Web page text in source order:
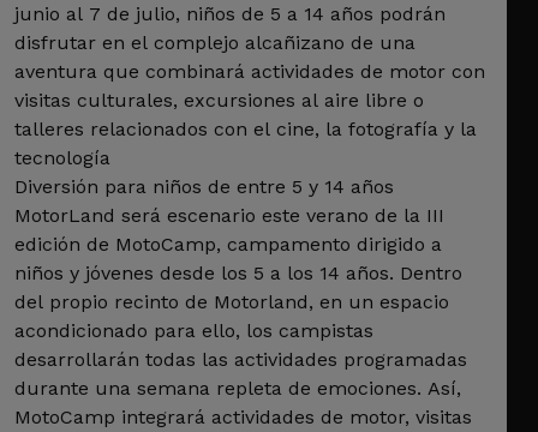
junio al 7 de julio, niños de 5 a 14 años podrán
disfrutar en el complejo alcañizano de una
aventura que combinará actividades de motor con
visitas culturales, excursiones al aire libre o
talleres relacionados con el cine, la fotografía y la
tecnología
Diversión para niños de entre 5 y 14 años
MotorLand será escenario este verano de la III
edición de MotoCamp, campamento dirigido a
niños y jóvenes desde los 5 a los 14 años. Dentro
del propio recinto de Motorland, en un espacio
acondicionado para ello, los campistas
desarrollarán todas las actividades programadas
durante una semana repleta de emociones. Así,
MotoCamp integrará actividades de motor, visitas